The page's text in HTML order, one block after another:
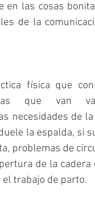
en las cosas
de la
física que
que van
necesidades de
la espalda, si
problemas de
de la cadera
trabajo de parto.